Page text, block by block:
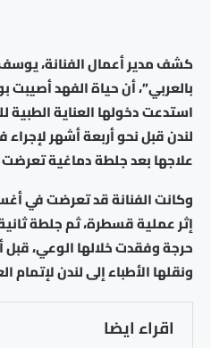
بالعربي”، أن حياة الفهد
استدعت دخولها العناية الطبية
لندن قبل نحو أربعة أشهر
علاجها بعد جلطة دماغية
وكانت الفنانة قد تعرضت في
حرجة وفقدت خلالها الوعي، قبل
ونقلها الأطباء إلى لندن لإتمام
اقراء ايضا